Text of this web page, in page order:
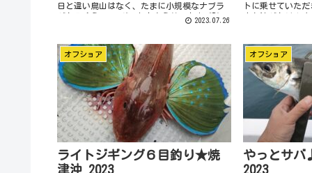
日と違い鳥山はなく、たまに小規模なナブラ
があるくらい。 ボートを走らせワカナゴPに
着き、とりあえずいてる？いてない？のチェ
2023.07.26
トに乗せていた
少々波がありま
オフショア
ライトジギング６目釣り★焼
津沖 2023
オフショア
やっとサ
2023